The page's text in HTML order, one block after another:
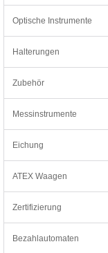
Optische Instrumente
Halterungen
Zubehör
Messinstrumente
Eichung
ATEX Waagen
Zertifizierung
Bezahlautomaten